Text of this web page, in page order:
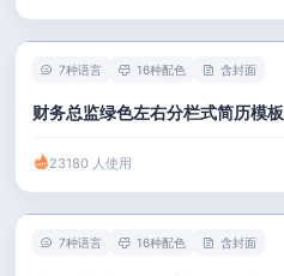
7种语言 16种配色 含封面
财务总监绿色左右分栏式简历模板
23180 人使用
7种语言 16种配色 含封面